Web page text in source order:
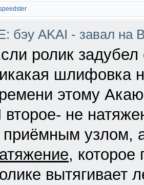
бэу AKAI - завал на
ролик задубел
шлифовка
этому
второе- не
приёмным узлом,
,
вытягивает